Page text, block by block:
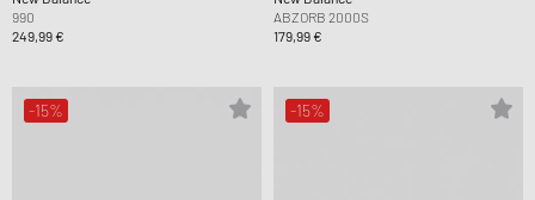
990
249,99 €
ABZORB 2000S
179,99 €
-15% -15%